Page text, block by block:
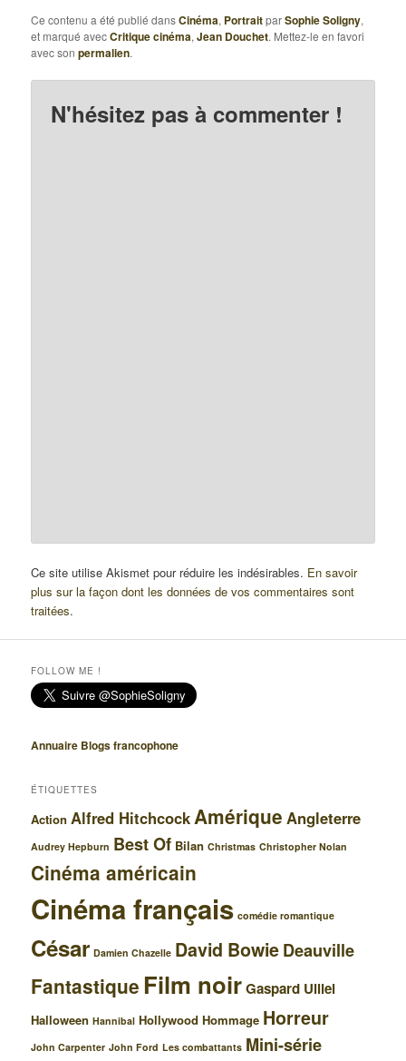
Ce contenu a été publié dansCinéma, PortraitparSophie Soligny,
et marqué avecCritique cinéma,Jean Douchet. Mettez-le en favori
avec sonpermalien.
N'hésitez pas à commenter !
Ce site utilise Akismet pour réduire les indésirables. En savoir
plus sur la façon dont les données de vos commentaires sont
traitées.
FOLLOW ME !
Annuaire Blogs francophone
ÉTIQUETTES
Action Alfred HitchcockAmérique Angleterre
Audrey Hepburn Best Of Bilan Christmas Christopher Nolan
Cinéma américain
Cinéma français comédie romantique
César Damien Chazelle David BowieDeauville
Fantastique Film noirGaspard Ulliel
Halloween Hannibal Hollywood Hommage Horreur
John Carpenter John Ford Les combattants Mini-série